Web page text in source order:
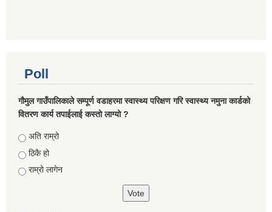
Poll
गौमुल गाउँपालिकाले सम्पूर्ण वडाहरमा स्वास्थ्य परिक्षण गरि स्वास्थ्य नमुना कार्डको
वितरण कार्य तपाईलाई कस्तो लाग्यो ?
Choices
अति राम्रो
ठिकै हो
राम्रो लागेन